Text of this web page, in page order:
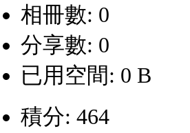
相冊數: 0
分享數: 0
已用空間: 0 B
積分: 464